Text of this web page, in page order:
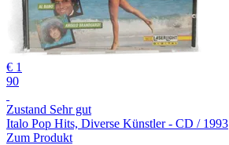
€ 1
90
Zustand Sehr gut
Italo Pop Hits, Diverse Künstler - CD / 1993
Zum Produkt